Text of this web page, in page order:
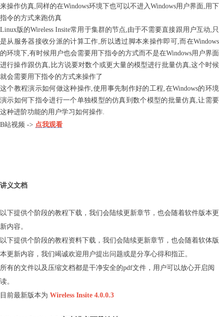
来操作仿真,同样的在Windows环境下也可以不进入Windows用户界面,用下
指令的方式来跑仿真
Linux版的Wireless Insite常用于集群的节点,由于不需要直接跟用户互动,只
是从服务器接收分派的计算工作,所以透过脚本来操作即可,而在Windows
的环境下,有时候用户也会需要用下指令的方式而不是在Windows用户界面
进行操作跟仿真,比方说要对数个或更大量的模型进行批量仿真,这个时候
就会需要用下指令的方式来操作了
这个教程演示如何做这种操作,使用事先制作好的工程,在Windows的环境
演示如何下指令进行一个单独模型的仿真到数个模型的批量仿真,让需要
这种进阶功能的用户学习如何操作.
B站视频 -> 点我观看
讲义文档
以下提供个阶段的教程下载，我们会陆续更新章节，也会随着软件版本更
新内容。
以下提供个阶段的教程资料下载，我们会陆续更新章节，也会随着软体版
本更新内容，我们竭诚欢迎用户提出问题或是分享心得和指正。
所有的文件以及压缩文档都是干净安全的pdf文件，用户可以放心开启阅
读。
目前最新版本为 Wireless Insite 4.0.0.3